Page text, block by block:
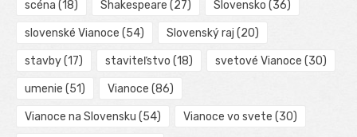
scéna (18) Shakespeare (27) Slovensko (36)
slovenské Vianoce (54) Slovenský raj (20)
stavby(17) staviteľstvo (18) svetové Vianoce (30)
umenie (51) Vianoce (86)
Vianoce na Slovensku (54) Vianoce vo svete (30)